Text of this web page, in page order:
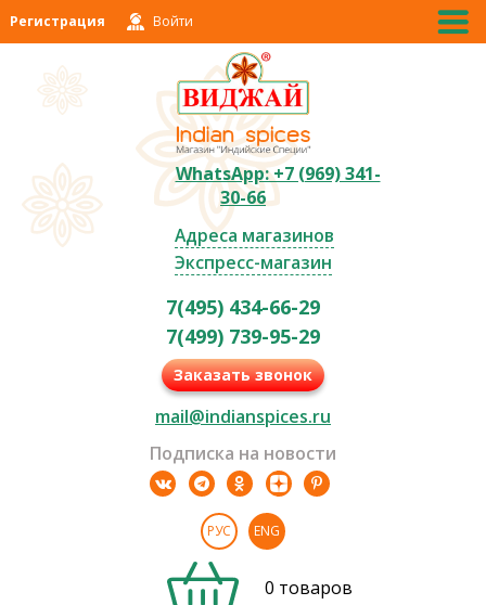
Регистрация Войти
WhatsApp: +7 (969) 341-
30-66
Адреса магазинов
Экспресс-магазин
7(495) 434-66-29
7(499) 739-95-29
Заказать звонок
mail@indianspices.ru
Подписка на новости
РУС ENG
0 товаров